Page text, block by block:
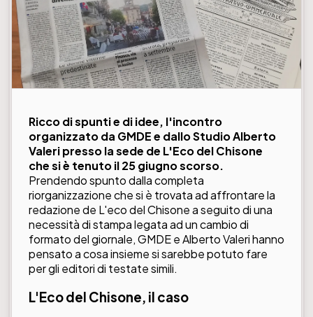
Ricco di spunti e di idee, l'incontro
organizzato da GMDE e dallo Studio Alberto
Valeri presso la sede de L'Eco del Chisone
che si è tenuto il 25 giugno scorso.
Prendendo spunto dalla completa
riorganizzazione che si è trovata ad affrontare la
redazione de L'eco del Chisone a seguito di una
necessità di stampa legata ad un cambio di
formato del giornale, GMDE e Alberto Valeri hanno
pensato a cosa insieme si sarebbe potuto fare
per gli editori di testate simili.
L'Eco del Chisone, il caso